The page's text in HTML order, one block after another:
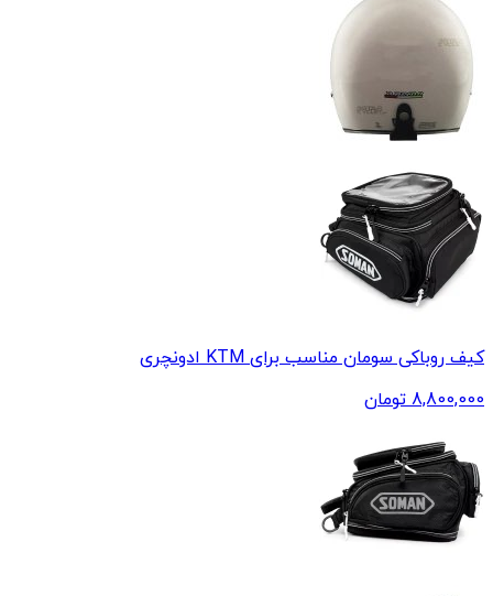
کیف روباکی سومان مناسب برای KTM ادونچری
8,800,000 تومان